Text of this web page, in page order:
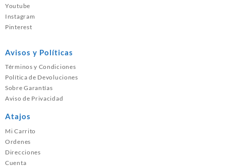
Youtube
Instagram
Pinterest
Avisos y Políticas
Términos y Condiciones
Política de Devoluciones
Sobre Garantías
Aviso de Privacidad
Atajos
Mi Carrito
Ordenes
Direcciones
Cuenta